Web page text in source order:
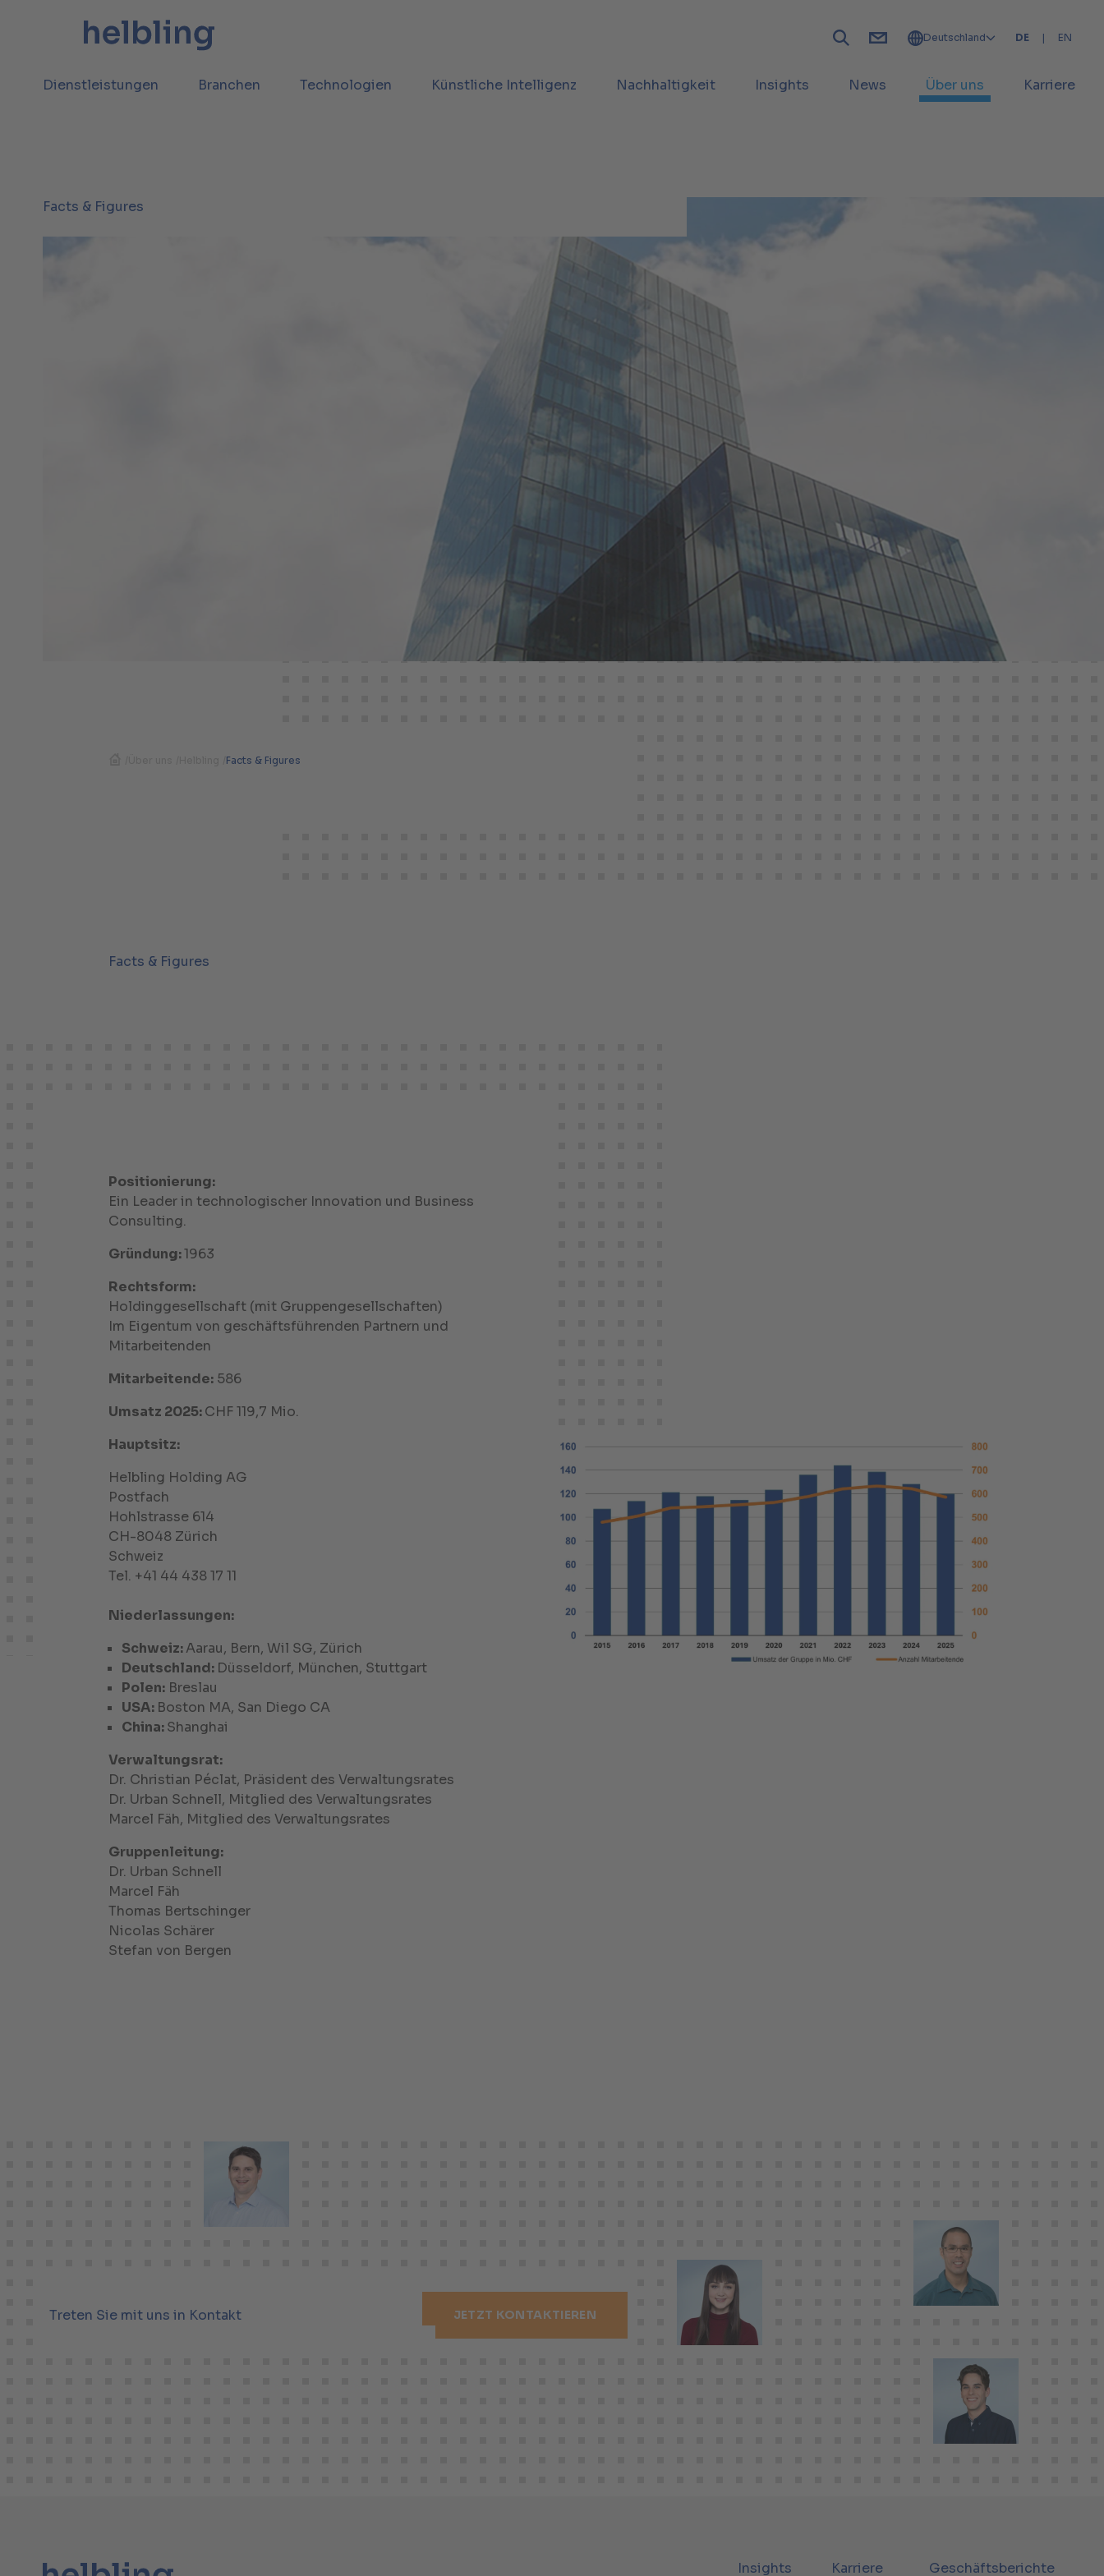
Deutschland DE | EN
Dienstleistungen Branchen Technologien Künstliche Intelligenz Nachhaltigkeit Insights News Über uns Karriere
Facts & Figures
Facts & Figures
Facts & Figures
Positionierung:
Ein Leader in technologischer Innovation und Business
Consulting.
Gründung:1963
Rechtsform:
Holdinggesellschaft (mit Gruppengesellschaften)
Im Eigentum von geschäftsführenden Partnern und
Mitarbeitenden
Mitarbeitende: 586
Umsatz 2025:CHF 119,7 Mio.
Hauptsitz:
Helbling Holding AG
Postfach
Hohlstrasse 614
CH-8048 Zürich
Schweiz
Tel. +41 44 438 17 11
Niederlassungen:
Schweiz:Aarau, Bern, Wil SG, Zürich
Deutschland: Düsseldorf, München, Stuttgart
Polen: Breslau
USA: Boston MA, San Diego CA
China:Shanghai
Verwaltungsrat:
Dr. Christian Péclat, Präsident des Verwaltungsrates
Dr. Urban Schnell, Mitglied des Verwaltungsrates
Marcel Fäh, Mitglied des Verwaltungsrates
Gruppenleitung:
Dr. Urban Schnell
Marcel Fäh
Thomas Bertschinger
Nicolas Schärer
Stefan von Bergen
Treten Sie mit uns in Kontakt JETZT KONTAKTIEREN
Insights Karriere Geschäftsberichte